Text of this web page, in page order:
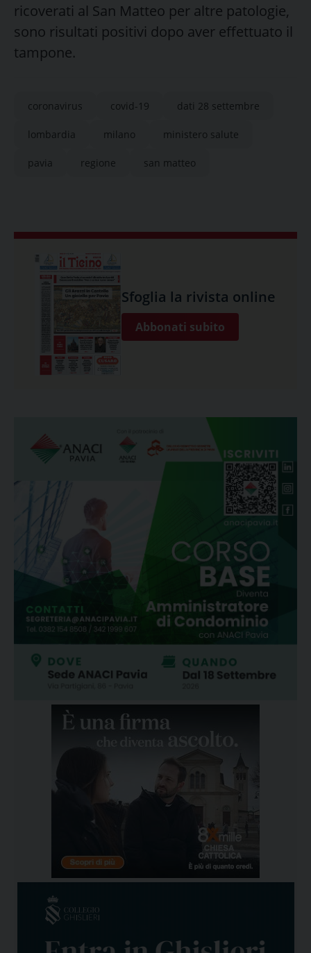
ricoverati al San Matteo per altre patologie,
sono risultati positivi dopo aver effettuato il
tampone.
coronavirus covid-19 dati 28 settembre
lombardia milano ministero salute
pavia regione san matteo
Sfoglia la rivista online
Abbonati subito